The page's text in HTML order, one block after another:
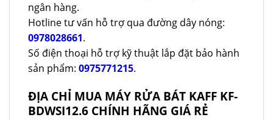
ngân hàng.
Hotline tư vấn hỗ trợ qua đường dây nóng:
0978028661.
Số điện thoại hỗ trợ kỹ thuật lắp đặt bảo hành
sản phẩm: 0975771215.
ĐỊA CHỈ MUA MÁY RỬA BÁT KAFF KF-
BDWSI12.6 CHÍNH HÃNG GIÁ RẺ